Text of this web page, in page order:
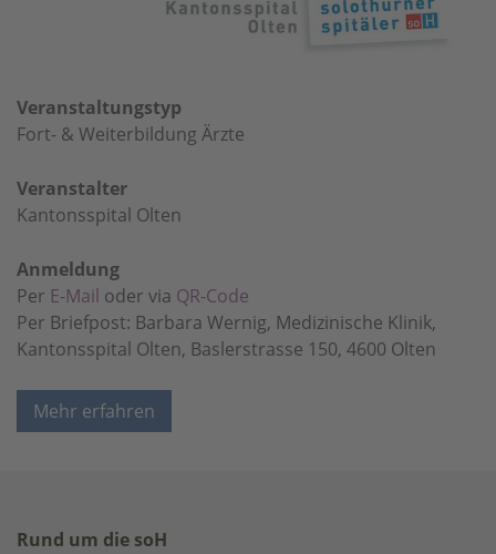
Veranstaltungstyp
Fort- & Weiterbildung Ärzte
Veranstalter
Kantonsspital Olten
Anmeldung
Per E-Mail oder via QR-Code
Per Briefpost: Barbara Wernig, Medizinische Klinik,
Kantonsspital Olten, Baslerstrasse 150, 4600 Olten
Mehr erfahren
Rund um die soH